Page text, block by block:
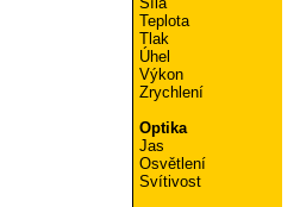
Teplota
Tlak
Úhel
Výkon
Zrychlení
Optika
Jas
Osvětlení
Svítivost